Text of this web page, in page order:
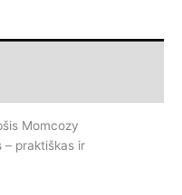
Momcozy
– praktiškas ir